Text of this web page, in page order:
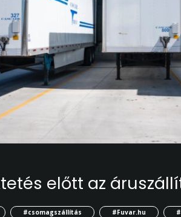
előtt az
#csomagszállítás #Fuvar.hu